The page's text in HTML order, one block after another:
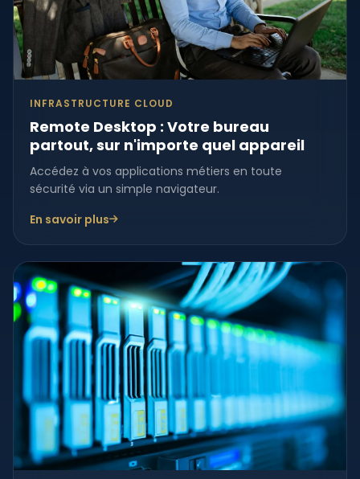
INFRASTRUCTURE CLOUD
Remote Desktop : Votre bureau
partout, sur n'importe quel appareil
Accédez à vos applications métiers en toute
sécurité via un simple navigateur.
En savoir plus